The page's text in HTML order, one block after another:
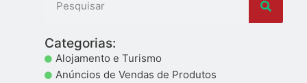
Categorias:
Alojamento e Turismo
Anúncios de Vendas de Produtos